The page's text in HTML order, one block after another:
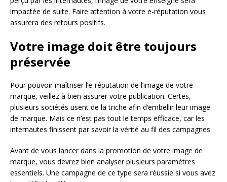
impactée de suite. Faire attention à votre e-réputation vous
assurera des retours positifs.
Votre image doit être toujours
préservée
Pour pouvoir maîtriser l’e-réputation de l’image de votre
marque, veillez à bien assurer votre publication. Certes,
plusieurs sociétés usent de la triche afin d’embellir leur image
de marque. Mais ce n’est pas tout le temps efficace, car les
internautes finissent par savoir la vérité au fil des campagnes.
Avant de vous lancer dans la promotion de votre image de
marque, vous devrez bien analyser plusieurs paramètres
essentiels. Une campagne de ce type sera réussie si vous avez